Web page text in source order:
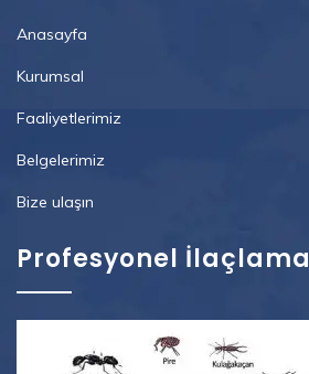
Anasayfa
Kurumsal
Faaliyetlerimiz
Belgelerimiz
Bize ulaşın
Profesyonel İlaçlama